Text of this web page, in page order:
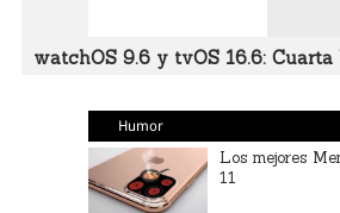
watchOS 9.6 y tvOS 16.6:
Humor
Los mejores
11